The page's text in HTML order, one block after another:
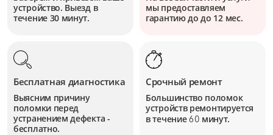
устройство. Выезд в
течение 30 минут.
мы предоставляем
гарантию до до 12 мес.
Бесплатная диагностика
Выясним причину
поломки перед
устранением дефекта -
бесплатно.
Срочный ремонт
Большинство поломок
устройств ремонтируется
в течение60 минут.